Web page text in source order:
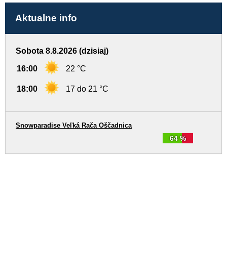
Aktualne info
Sobota 8.8.2026 (dzisiaj)
16:00 22 °C
18:00 17 do 21 °C
64 %
Snowparadise Veľká Rača Oščadnica